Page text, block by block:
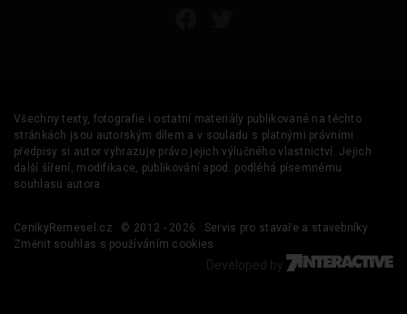
Všechny texty, fotografie i ostatní materiály publikované na těchto
stránkách jsou autorským dílem a v souladu s platnými právními
předpisy si autor vyhrazuje právo jejich výlučného vlastnictví. Jejich
další šíření, modifikace, publikování apod. podléhá písemnému
souhlasu autora.
CenikyRemesel.cz © 2012 - 2026
Servis pro stavaře a stavebníky
Změnit souhlas s používáním cookies
Developed by